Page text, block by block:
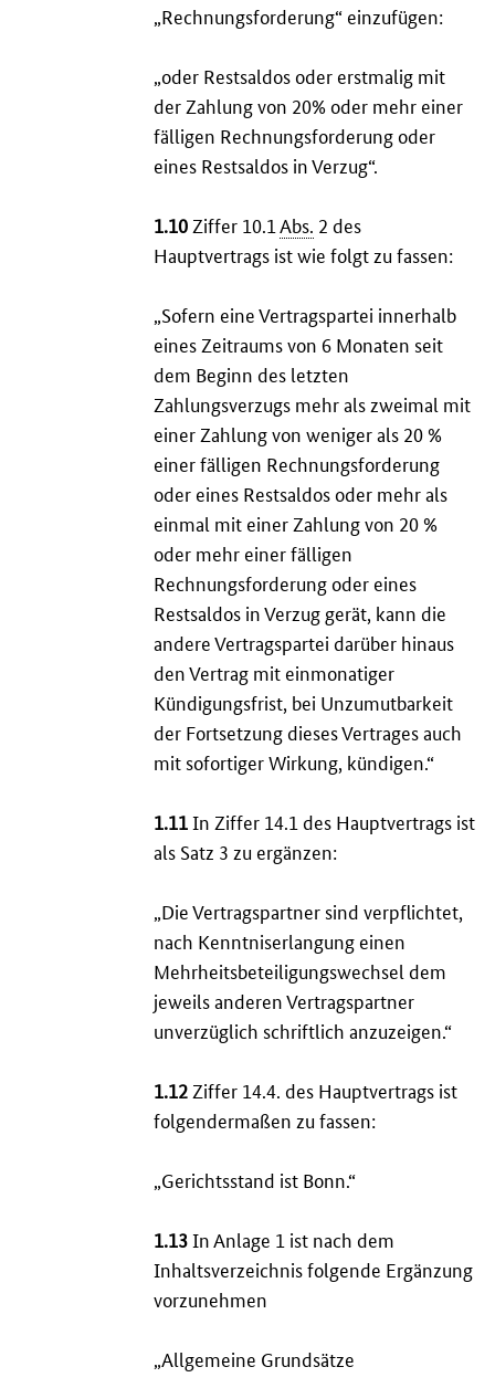
„Rechnungsforderung“ einzufügen:
„oder Restsaldos oder erstmalig mit
der Zahlung von 20% oder mehr einer
fälligen Rechnungsforderung oder
eines Restsaldos in Verzug“.
1.10 Ziffer 10.1 Abs. 2 des
Hauptvertrags ist wie folgt zu fassen:
„Sofern eine Vertragspartei innerhalb
eines Zeitraums von 6 Monaten seit
dem Beginn des letzten
Zahlungsverzugs mehr als zweimal mit
einer Zahlung von weniger als 20 %
einer fälligen Rechnungsforderung
oder eines Restsaldos oder mehr als
einmal mit einer Zahlung von 20 %
oder mehr einer fälligen
Rechnungsforderung oder eines
Restsaldos in Verzug gerät, kann die
andere Vertragspartei darüber hinaus
den Vertrag mit einmonatiger
Kündigungsfrist, bei Unzumutbarkeit
der Fortsetzung dieses Vertrages auch
mit sofortiger Wirkung, kündigen.“
1.11 In Ziffer 14.1 des Hauptvertrags ist
als Satz 3 zu ergänzen:
„Die Vertragspartner sind verpflichtet,
nach Kenntniserlangung einen
Mehrheitsbeteiligungswechsel dem
jeweils anderen Vertragspartner
unverzüglich schriftlich anzuzeigen.“
1.12 Ziffer 14.4. des Hauptvertrags ist
folgendermaßen zu fassen:
„Gerichtsstand ist Bonn.“
1.13In Anlage 1 ist nach dem
Inhaltsverzeichnis folgende Ergänzung
vorzunehmen
„Allgemeine Grundsätze